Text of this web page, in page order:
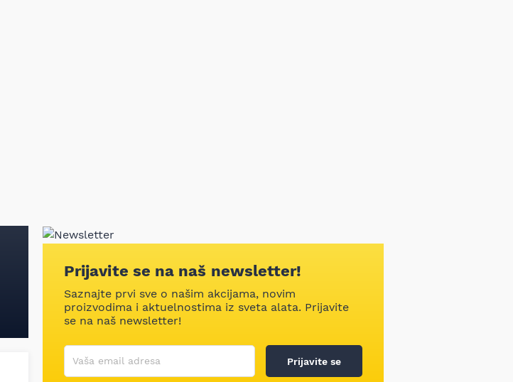
Prijavite se na naš newsletter!
Saznajte prvi sve o našim akcijama, novim
proizvodima i aktuelnostima iz sveta alata. Prijavite
se na naš newsletter!
Korisničko ime
Vaša email adresa
Prijavite se